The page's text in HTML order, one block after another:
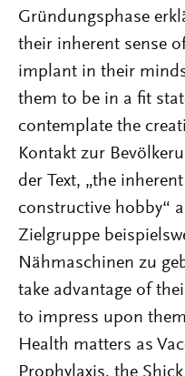
Gründungsphase
their inherent sense
implant in their
them to be in a fit
contemplate the
Kontakt zur
der Text, „the
constructive hobby“
Zielgruppe
Nähmaschinen zu
take advantage of
to impress upon
Health matters as
Prophylaxis, the